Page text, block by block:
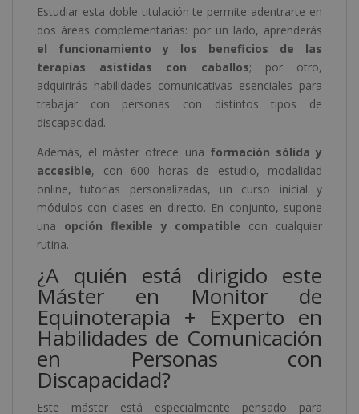
Estudiar esta doble titulación te permite adentrarte en
dos áreas complementarias: por un lado, aprenderás
el funcionamiento y los beneficios de las
terapias asistidas con caballos; por otro,
adquirirás habilidades comunicativas esenciales para
trabajar con personas con distintos tipos de
discapacidad.
Además, el máster ofrece una formación sólida y
accesible, con 600 horas de estudio, modalidad
online, tutorías personalizadas, un curso inicial y
módulos con clases en directo. En conjunto, supone
una opción flexible y compatible con cualquier
rutina.
¿A quién está dirigido este
Máster en Monitor de
Equinoterapia + Experto en
Habilidades de Comunicación
en Personas con
Discapacidad?
Este máster está especialmente pensado para